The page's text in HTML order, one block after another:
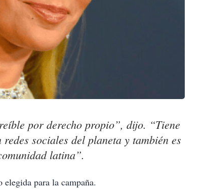
por derecho propio”, dijo. “Tiene
sociales del planeta y también es
latina”.
para la campaña.